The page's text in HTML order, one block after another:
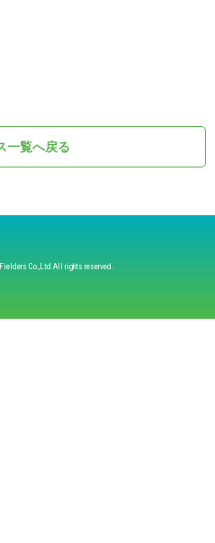
一覧へ戻る
Co.,Ltd All rights reserved.